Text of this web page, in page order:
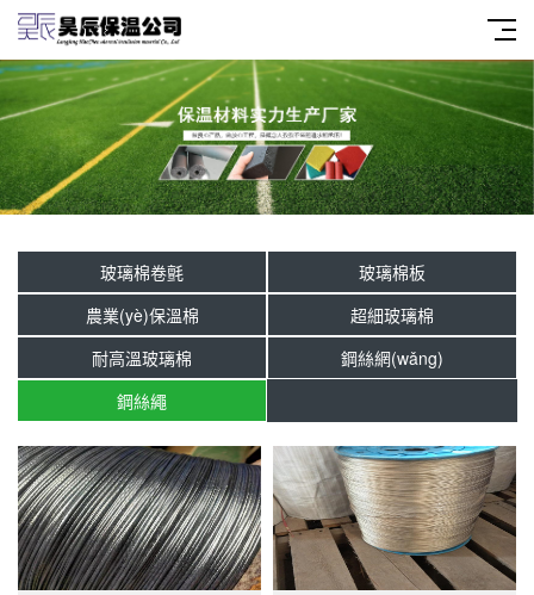
玻璃棉卷氈
玻璃棉板
農業(yè)保溫棉
超細玻璃棉
耐高溫玻璃棉
鋼絲網(wǎng)
鋼絲繩